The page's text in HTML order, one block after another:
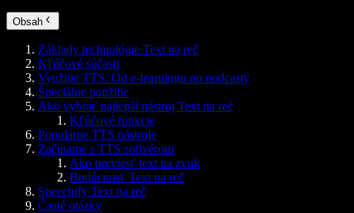
Obsah
Základy technológie Text na reč
Kľúčové súčasti
Využitie TTS: Od e‑learningu po podcasty
Špeciálne použitie
Ako vybrať najlepší nástroj Text na reč
Kľúčové funkcie
Populárne TTS nástroje
Začíname s TTS softvérom
Ako previesť text na zvuk
Budúcnosť Text na reč
Speechify Text na reč
Časté otázky